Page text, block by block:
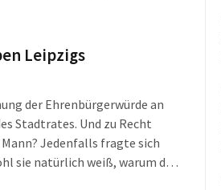
sei zu teuer. Doch mit den
das System in sich
Haushalte die
Leipzigs
der Ehrenbürgerwürde an
Stadtrates. Und zu Recht
Jedenfalls fragte sich
sie natürlich weiß, warum das